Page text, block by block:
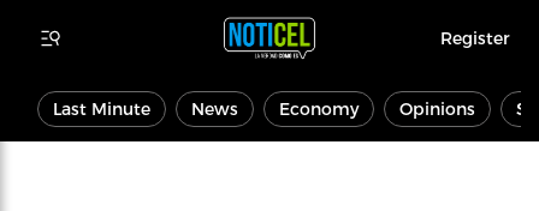
Register
Last Minute News Economy Opinions